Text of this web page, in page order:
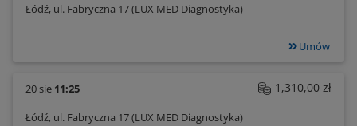
Łódź, ul. Fabryczna 17 (LUX MED Diagnostyka)
Umów
20 sie 11:25
Łódź, ul. Fabryczna 17 (LUX MED Diagnostyka)
1,310,00 zł